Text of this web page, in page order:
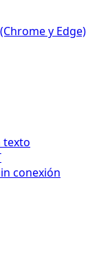
y Edge)
texto
conexión